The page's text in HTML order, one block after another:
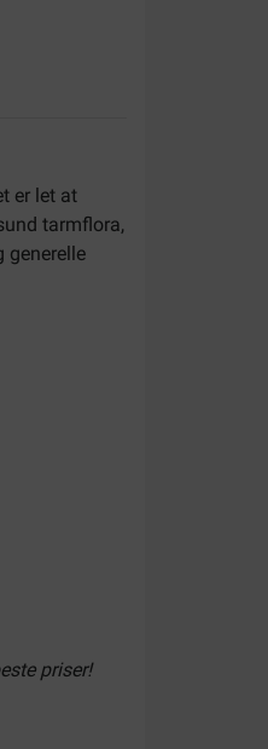
er let at
tarmflora,
generelle
priser!